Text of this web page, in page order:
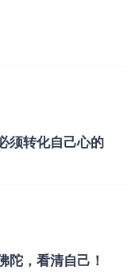
须转化自己心的
陀，看清自己！